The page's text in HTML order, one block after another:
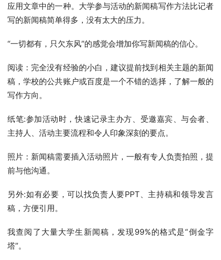
应用文章中的一种。大学参与活动的新闻稿写作方法比记者
写的新闻稿简单得多，没有太大的压力。
“一切都有，只欠东风”的感觉会增加你写新闻稿的信心。
阅读：完全没有经验的小白，建议提前找到相关主题的新闻
稿，学校的公共账户或百度是一个不错的选择，了解一般的
写作方向。
纸笔:参加活动时，快速记录主办方、受邀嘉宾、与会者、
主持人、活动主要流程和令人印象深刻的要点。
照片：新闻稿需要插入活动照片，一般有专人负责拍照，提
前与他沟通。
另外:如有必要，可以找负责人要PPT、主持稿和领导发言
稿，方便引用。
我查阅了大量大学生新闻稿，发现99%的格式是“倒金字
塔”。